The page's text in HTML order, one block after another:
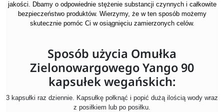
jakości. Dbamy o odpowiednie stężenie substancji czynnych i całkowite
bezpieczeństwo produktów. Wierzymy, że w ten sposób możemy
skutecznie pomóc Ci w osiągnięciu zamierzonych celów.
Sposób użycia Omułka
Zielonowargowego Yango 90
kapsułek wegańskich:
3 kapsułki raz dziennie. Kapsułkę połknąć i popić dużą ilością wody wraz
z posiłkiem lub po posiłku.